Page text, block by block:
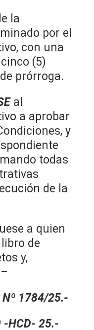
la
por el
con una
(5)
prórroga.
al
a aprobar
y
todas
de la
a quien
de
y,
Nº 1784/25.-
-HCD- 25.-